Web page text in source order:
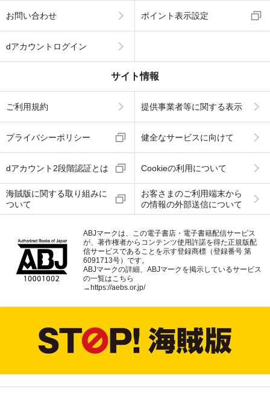
お問い合わせ ポイント表示設定
dアカウントログイン
サイト情報
ご利用規約 提供事業者等に関する表示
プライバシーポリシー 健全なサービスに向けて
dアカウント2段階認証とは Cookieの利用について
海賊版に関する取り組みに
ついて
お客さまのご利用端末から
の情報の外部送信について
ABJマークは、この電子書店・電子書籍配信サービス
が、著作権者からコンテンツ使用許諾を得た正規版配
信サービスであることを示す登録商標（登録番号 第
6091713号）です。
ABJマークの詳細、ABJマークを掲示しているサービス
の一覧はこちら
→https://aebs.or.jp/